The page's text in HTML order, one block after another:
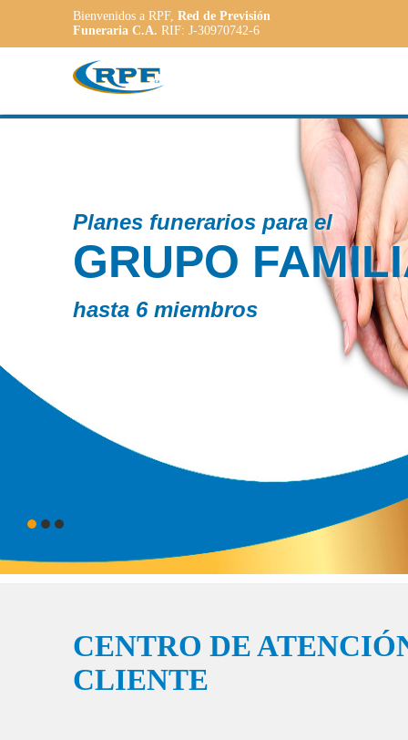
Bienvenidos a RPF, Red de Previsión
Funeraria C.A. RIF: J-30970742-6
Contamos
a las
CENTRO DE
CLIENTE